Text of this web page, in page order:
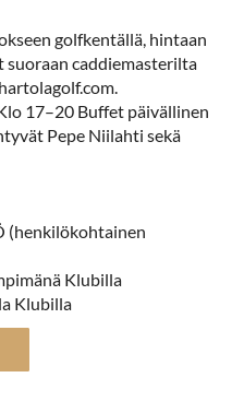
golfkentällä, hintaan
caddiemasterilta
17–20 Buffet päivällinen
Pepe Niilahti sekä
(henkilökohtainen
Klubilla
Klubilla